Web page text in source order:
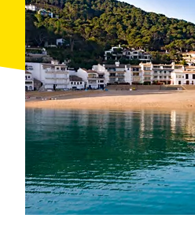
tradicionals de la cuina
referències a la cuina d'autor.